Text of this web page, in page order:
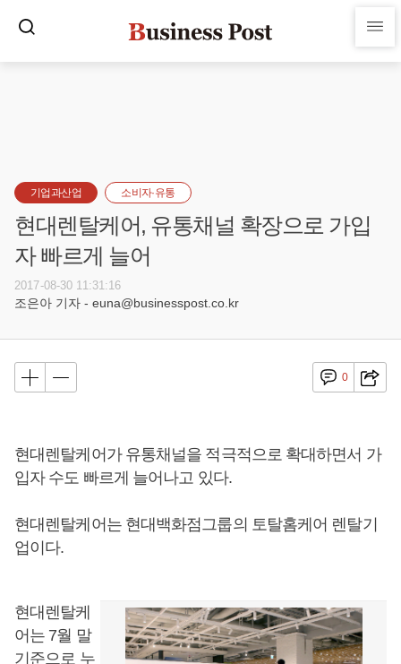
기업과산업 소비자·유통
현대렌탈케어, 유통채널 확장으로 가입
자 빠르게 늘어
2017-08-30 11:31:16
조은아 기자 - euna@businesspost.co.kr
0
현대렌탈케어가 유통채널을 적극적으로 확대하면서 가
입자 수도 빠르게 늘어나고 있다.
현대렌탈케어는 현대백화점그룹의 토탈홈케어 렌탈기
업이다.
현대렌탈케
어는 7월 말
기준으로 누